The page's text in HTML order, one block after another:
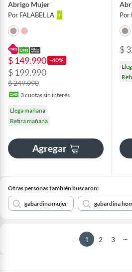
Abrigo Mujer
Por FALABELLA
$ 149.990 -40%
$ 199.990
$ 249.990
3cuotas sin interés
Llega mañana
Retira mañana
Agregar
Por
$
Otras personas también buscaron:
gabardina mujer gabardina
1 2 3 ...